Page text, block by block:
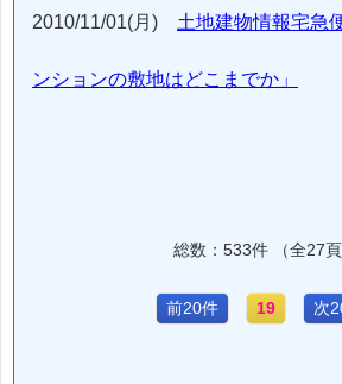
2010/11/01(月) 土地建物情報宅急
ンションの敷地はどこまでか」
総数：533件 （全27頁
前20件 19 次